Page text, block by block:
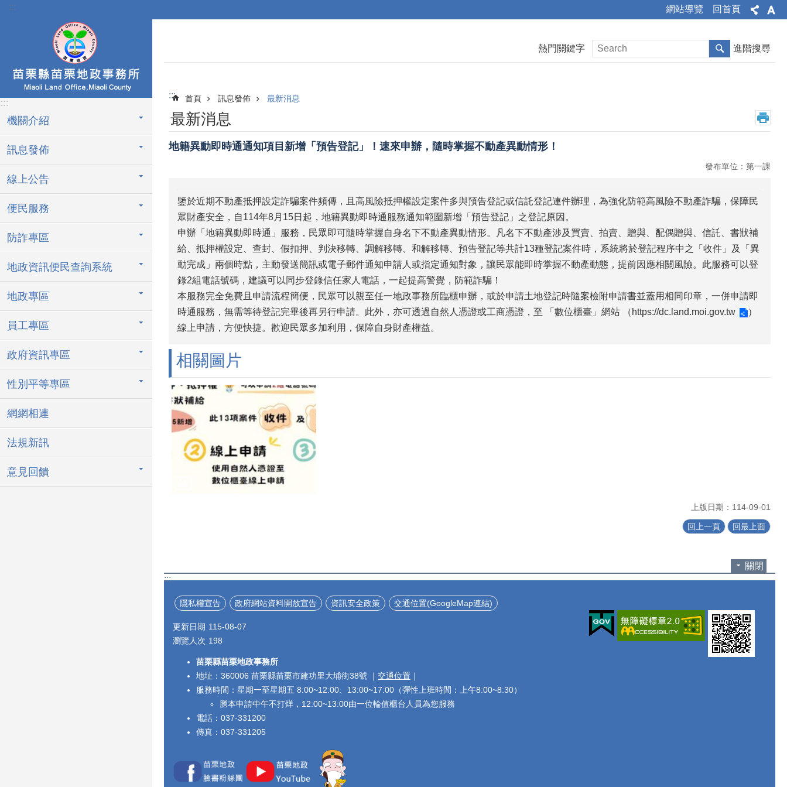
跳到主要內容區塊
::: 網站導覽 回首頁
:::
機關介紹
訊息發佈
線上公告
便民服務
防詐專區
地政資訊便民查詢系統
地政專區
員工專區
政府資訊專區
性別平等專區
網網相連
法規新訊
意見回饋
熱門關鍵字 進階搜尋
::: 首頁 訊息發佈 最新消息
最新消息
地籍異動即時通通知項目新增「預告登記」！速來申辦，隨時掌握不動產異動情形！
發布單位：第一課
鑒於近期不動產抵押設定詐騙案件頻傳，且高風險抵押權設定案件多與預告登記或信託登記連件辦理，為強化防範高風險不動產詐騙，保障民
眾財產安全，自114年8月15日起，地籍異動即時通服務通知範圍新增「預告登記」之登記原因。
申辦「地籍異動即時通」服務，民眾即可隨時掌握自身名下不動產異動情形。凡名下不動產涉及買賣、拍賣、贈與、配偶贈與、信託、書狀補
給、抵押權設定、查封、假扣押、判決移轉、調解移轉、和解移轉、預告登記等共計13種登記案件時，系統將於登記程序中之「收件」及「異
動完成」兩個時點，主動發送簡訊或電子郵件通知申請人或指定通知對象，讓民眾能即時掌握不動產動態，提前因應相關風險。此服務可以登
錄2組電話號碼，建議可以同步登錄信任家人電話，一起提高警覺，防範詐騙！
本服務完全免費且申請流程簡便，民眾可以親至任一地政事務所臨櫃申辦，或於申請土地登記時隨案檢附申請書並蓋用相同印章，一併申請即
時通服務，無需等待登記完畢後再另行申請。此外，亦可透過自然人憑證或工商憑證，至 「數位櫃臺」網站 （ https://dc.land.moi.gov.tw
）
線上申請，方便快捷。歡迎民眾多加利用，保障自身財產權益。
相關圖片
上版日期：114-09-01
回上一頁 回最上面
關閉
:::
隱私權宣告 政府網站資料開放宣告 資訊安全政策 交通位置(GoogleMap連結)
更新日期 115-08-07
瀏覽人次 198
苗栗縣苗栗地政事務所
地址：360006 苗栗縣苗栗市建功里大埔街38號 ｜ 交通位置 ｜
服務時間：星期一至星期五 8:00~12:00、13:00~17:00（彈性上班時間：上午8:00~8:30）
謄本申請中午不打烊，12:00~13:00由一位輪值櫃台人員為您服務
電話：037-331200
傳真：037-331205